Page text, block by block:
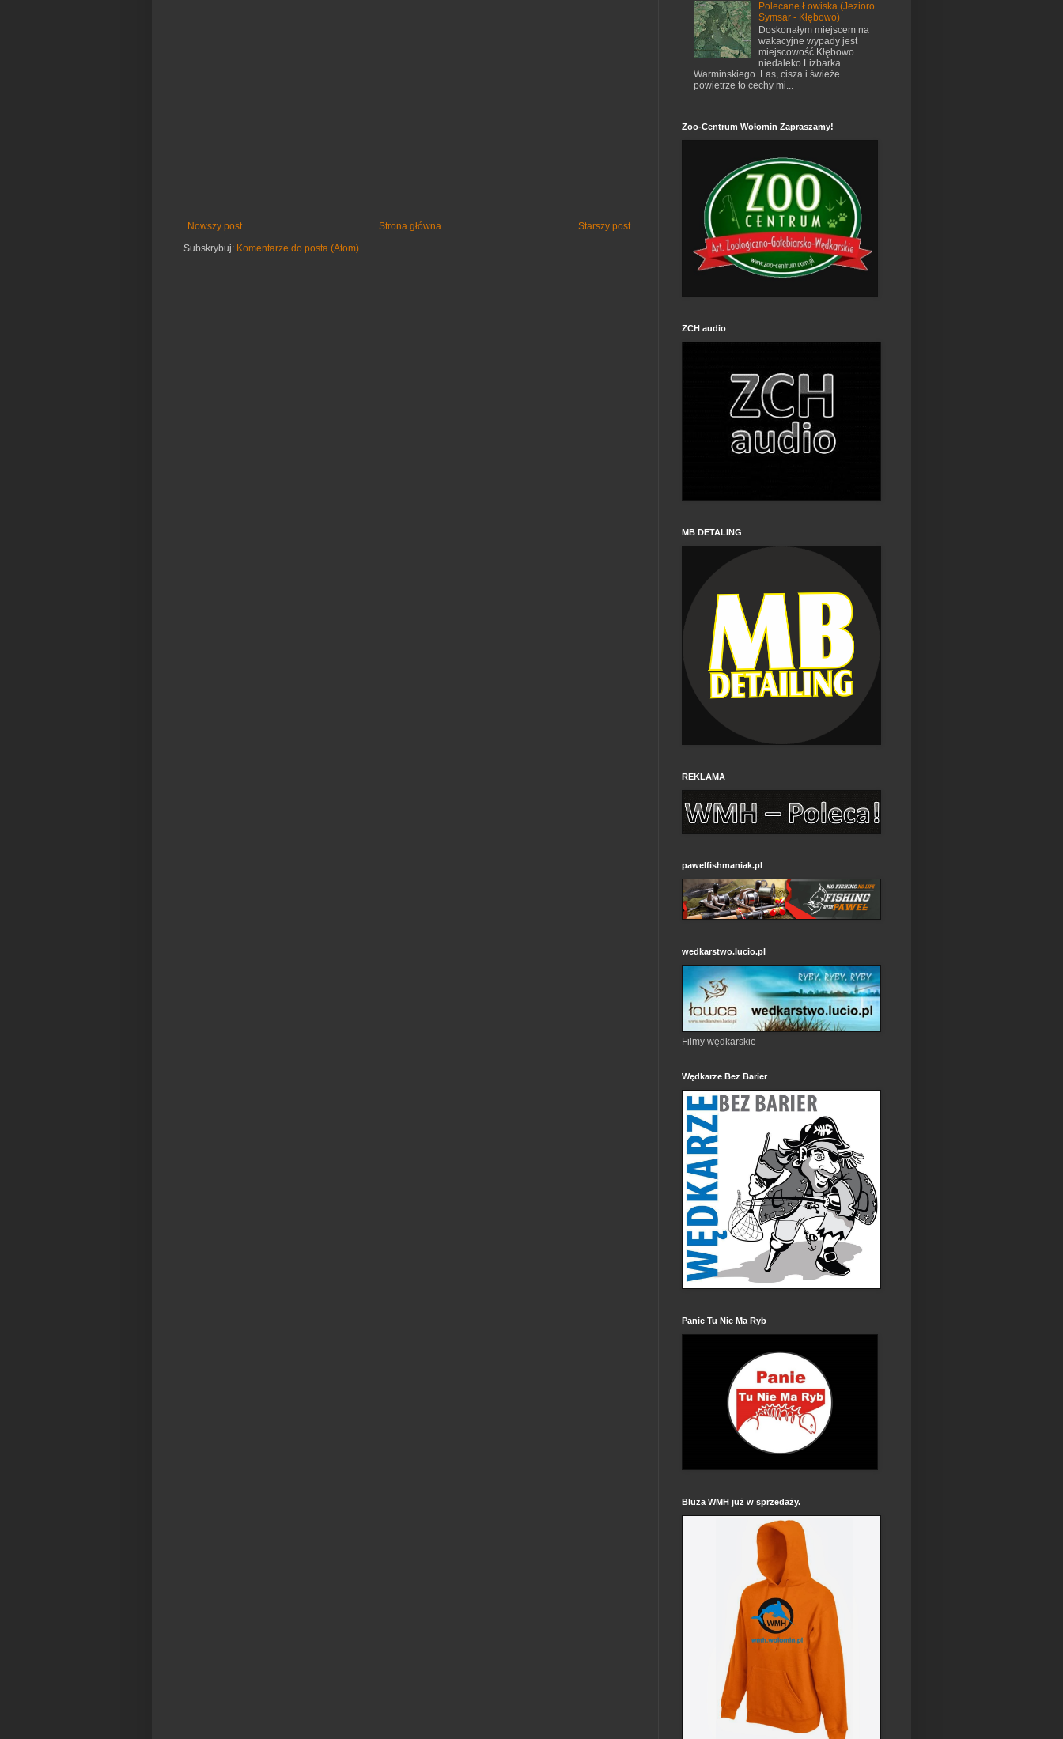
Nowszy post Starszy post
Strona główna
Subskrybuj: Komentarze do posta (Atom)
Polecane Łowiska (Jezioro
Symsar - Kłębowo)
Doskonałym miejscem na
wakacyjne wypady jest
miejscowość Kłębowo
niedaleko Lizbarka
Warmińskiego. Las, cisza i świeże
powietrze to cechy mi...
Zoo-Centrum Wołomin Zapraszamy!
ZCH audio
MB DETALING
REKLAMA
pawelfishmaniak.pl
wedkarstwo.lucio.pl
Filmy wędkarskie
Wędkarze Bez Barier
Panie Tu Nie Ma Ryb
Bluza WMH już w sprzedaży.